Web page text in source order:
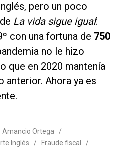
pero un poco
La vida sigue igual:
con una fortuna de 750
no le hizo
que en 2020 mantenía
anterior. Ahora ya es
Amancio Ortega
/
Inglés / Fraude fiscal
/